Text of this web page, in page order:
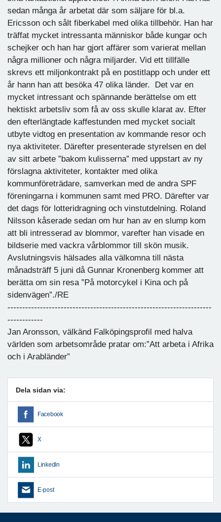
sedan många år arbetat där som säljare för bl.a.
Ericsson och sålt fiberkabel med olika tillbehör. Han har
träffat mycket intressanta människor både kungar och
schejker och han har gjort affärer som varierat mellan
några millioner och några miljarder. Vid ett tillfälle
skrevs ett miljonkontrakt på en postitlapp och under ett
år hann han att besöka 47 olika länder. Det var en
mycket intressant och spännande berättelse om ett
hektiskt arbetsliv som få av oss skulle klarat av. Efter
den efterlängtade kaffestunden med mycket socialt
utbyte vidtog en presentation av kommande resor och
nya aktiviteter. Därefter presenterade styrelsen en del
av sitt arbete ”bakom kulisserna” med uppstart av ny
förslagna aktiviteter, kontakter med olika
kommunföreträdare, samverkan med de andra SPF
föreningarna i kommunen samt med PRO. Därefter var
det dags för lotteridragning och vinstutdelning. Roland
Nilsson kåserade sedan om hur han av en slump kom
att bli intresserad av blommor, varefter han visade en
bildserie med vackra vårblommor till skön musik.
Avslutningsvis hälsades alla välkomna till nästa
månadsträff 5 juni då Gunnar Kronenberg kommer att
berätta om sin resa ”På motorcykel i Kina och på
sidenvägen”./RE
---------------------------------------------------------------------
------------
Jan Aronsson, välkänd Falköpingsprofil med halva
världen som arbetsområde pratar om:”Att arbeta i Afrika
och i Arabländer”
Dela sidan via:
Facebook
X
LinkedIn
E-post